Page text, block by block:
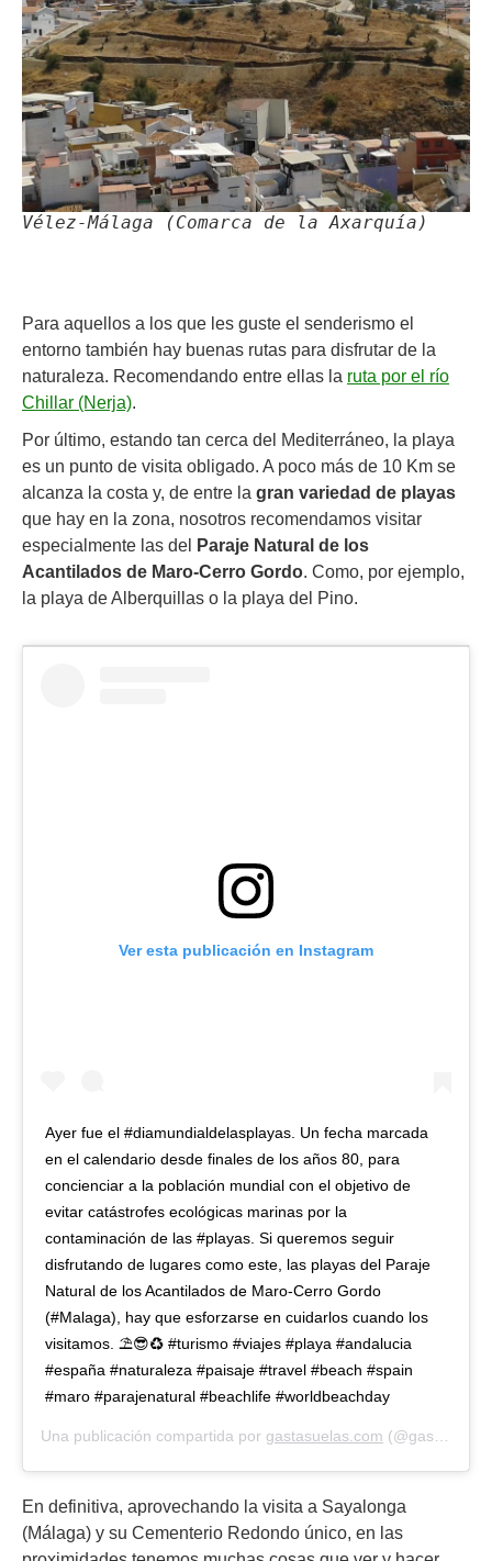
Vélez-Málaga (Comarca de la Axarquía)
Para aquellos a los que les guste el senderismo el
entorno también hay buenas rutas para disfrutar de la
naturaleza. Recomendando entre ellas la ruta por el río
Chillar (Nerja).
Por último, estando tan cerca del Mediterráneo, la playa
es un punto de visita obligado. A poco más de 10 Km se
alcanza la costa y, de entre la gran variedad de playas
que hay en la zona, nosotros recomendamos visitar
especialmente las del
Paraje Natural de los
Acantilados de Maro-Cerro Gordo. Como, por ejemplo,
la playa de Alberquillas o la playa del Pino.
Ver esta publicación en Instagram
Ayer fue el #diamundialdelasplayas. Un fecha marcada
en el calendario desde finales de los años 80, para
concienciar a la población mundial con el objetivo de
evitar catástrofes ecológicas marinas por la
contaminación de las #playas. Si queremos seguir
disfrutando de lugares como este, las playas del Paraje
Natural de los Acantilados de Maro-Cerro Gordo
(#Malaga), hay que esforzarse en cuidarlos cuando los
visitamos. ⛱️😎♻️ #turismo #viajes #playa #andalucia
#españa #naturaleza #paisaje #travel #beach #spain
#maro #parajenatural #beachlife #worldbeachday
Una publicación compartida por gastasuelas.com (@gasta_suelas) el
En definitiva, aprovechando la visita a Sayalonga
(Málaga) y su Cementerio Redondo único, en las